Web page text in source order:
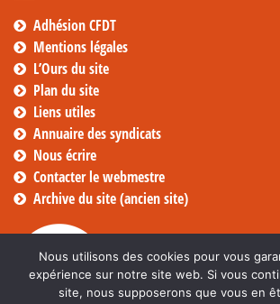
Adhésion CFDT
Mentions légales
L’Ours du site
Plan du site
Liens utiles
Annuaire des syndicats
Nous écrire
Contacter le webmestre
Archive du site (ancien site)
Nous utilisons des cookies pour vous
expérience sur notre site web. Si vous
site, nous supposerons que vous en